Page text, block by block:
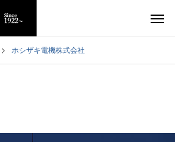
ホシザキ電機株式会社